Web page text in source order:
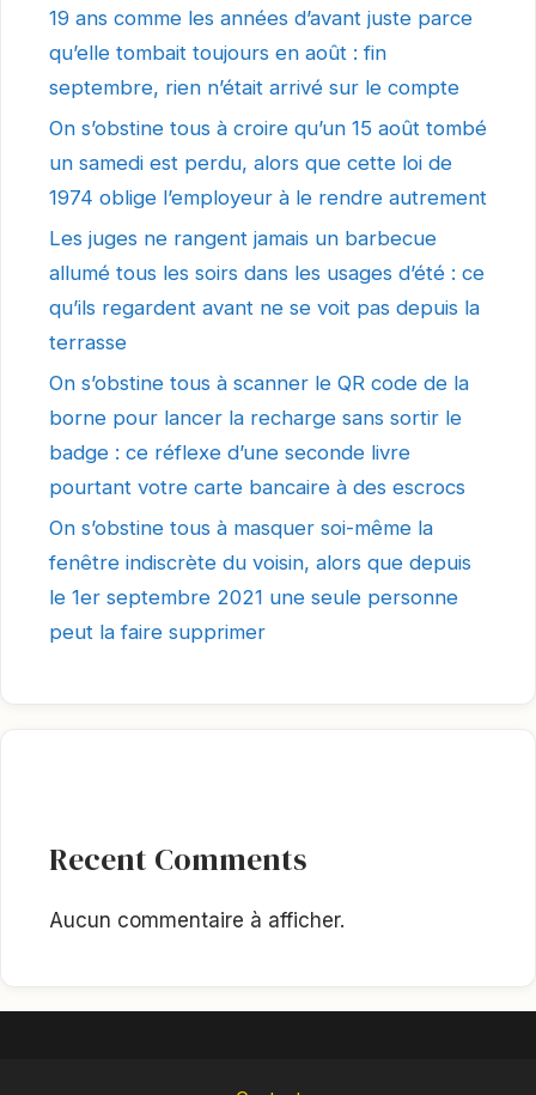
19 ans comme les années d’avant juste parce
qu’elle tombait toujours en août : fin
septembre, rien n’était arrivé sur le compte
On s’obstine tous à croire qu’un 15 août tombé
un samedi est perdu, alors que cette loi de
1974 oblige l’employeur à le rendre autrement
Les juges ne rangent jamais un barbecue
allumé tous les soirs dans les usages d’été : ce
qu’ils regardent avant ne se voit pas depuis la
terrasse
On s’obstine tous à scanner le QR code de la
borne pour lancer la recharge sans sortir le
badge : ce réflexe d’une seconde livre
pourtant votre carte bancaire à des escrocs
On s’obstine tous à masquer soi-même la
fenêtre indiscrète du voisin, alors que depuis
le 1er septembre 2021 une seule personne
peut la faire supprimer
Recent Comments
Aucun commentaire à afficher.